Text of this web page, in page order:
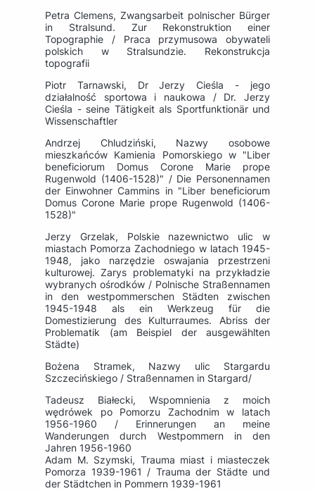
Petra Clemens, Zwangsarbeit polnischer Bürger
in Stralsund. Zur Rekonstruktion einer
Topographie / Praca przymusowa obywateli
polskich w Stralsundzie. Rekonstrukcja
topografii
Piotr Tarnawski, Dr Jerzy Cieśla - jego
działalność sportowa i naukowa / Dr. Jerzy
Cieśla - seine Tätigkeit als Sportfunktionär und
Wissenschaftler
Andrzej Chludziński, Nazwy osobowe
mieszkańców Kamienia Pomorskiego w "Liber
beneficiorum Domus Corone Marie prope
Rugenwold (1406-1528)" / Die Personennamen
der Einwohner Cammins in "Liber beneficiorum
Domus Corone Marie prope Rugenwold (1406-
1528)"
Jerzy Grzelak, Polskie nazewnictwo ulic w
miastach Pomorza Zachodniego w latach 1945-
1948, jako narzędzie oswajania przestrzeni
kulturowej. Zarys problematyki na przykładzie
wybranych ośrodków / Polnische Straßennamen
in den westpommerschen Städten zwischen
1945-1948 als ein Werkzeug für die
Domestizierung des Kulturraumes. Abriss der
Problematik (am Beispiel der ausgewählten
Städte)
Bożena Stramek, Nazwy ulic Stargardu
Szczecińskiego / Straßennamen in Stargard/
Tadeusz Białecki, Wspomnienia z moich
wędrówek po Pomorzu Zachodnim w latach
1956-1960 / Erinnerungen an meine
Wanderungen durch Westpommern in den
Jahren 1956-1960
Adam M. Szymski, Trauma miast i miasteczek
Pomorza 1939-1961 / Trauma der Städte und
der Städtchen in Pommern 1939-1961